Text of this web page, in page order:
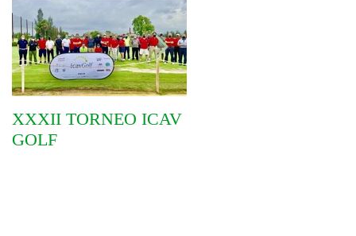
XXXII TORNEO ICAV
GOLF